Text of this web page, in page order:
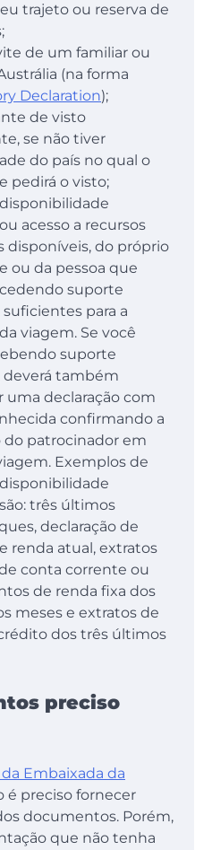
trajeto ou reserva de
de um familiar ou
(na forma
Declaration);
de visto
se não tiver
do país no qual o
pedirá o visto;
acesso a recursos
disponíveis, do próprio
ou da pessoa que
suporte
para a
viagem. Se você
suporte
deverá também
uma declaração com
confirmando a
do patrocinador em
Exemplos de
três últimos
declaração de
renda atual, extratos
conta corrente ou
de renda fixa dos
meses e extratos de
dos três últimos
preciso
Embaixada da
é preciso fornecer
documentos. Porém,
que não tenha